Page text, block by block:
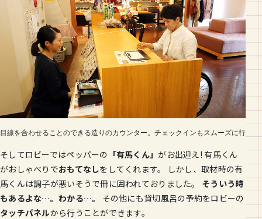
目線を合わせることのできる造りのカウンター。チェックインもスムーズに行えま
そしてロビーではペッパーの 「有馬くん」がお出迎え! 有馬くん
がおしゃべりでおもてなしをしてくれます。 しかし、取材時の有
馬くんは調子が悪いそうで冊に囲われておりました。 そういう時
もあるよな…。わかる…。
その他にも貸切風呂の予約をロビーの
タッチパネルから行うことができます。